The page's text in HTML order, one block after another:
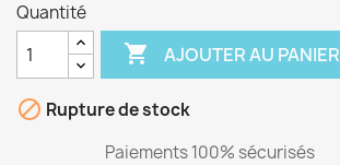
Quantité
 AJOUTER AU PANIER
 Rupture de stock
Paiements 100% sécurisés